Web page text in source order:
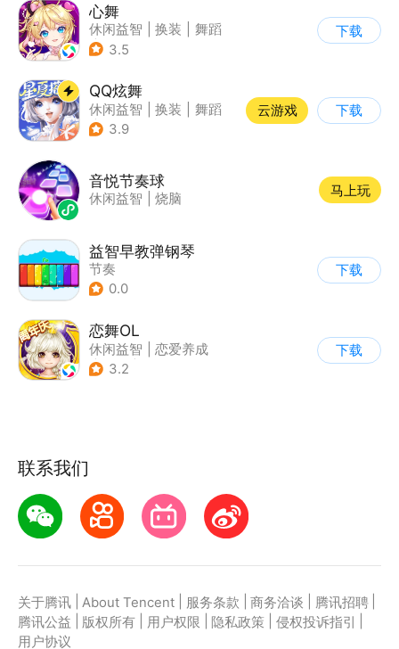
心舞
休闲益智 换装
舞蹈
| 结婚
3.5
下载
QQ炫舞
休闲益智 换装
舞蹈
| 美少女
3.9
云游戏 下载
音悦节奏球
休闲益智 烧脑
马上玩
益智早教弹钢琴
节奏
0.0
下载
恋舞OL
休闲益智
恋爱养成
| 仙侠
3.2
下载
联系我们
关于腾讯 About Tencent 服务条款 商务洽谈 腾讯招聘
腾讯公益
版权所有 用户权限 隐私政策 侵权投诉指引
用户协议